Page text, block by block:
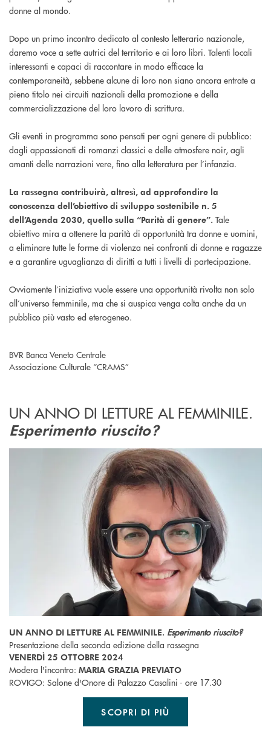
donne al mondo.
Dopo un primo incontro dedicato al contesto letterario nazionale,
daremo voce a sette autrici del territorio e ai loro libri. Talenti locali
interessanti e capaci di raccontare in modo efficace la
contemporaneità, sebbene alcune di loro non siano ancora entrate a
pieno titolo nei circuiti nazionali della promozione e della
commercializzazione del loro lavoro di scrittura.
Gli eventi in programma sono pensati per ogni genere di pubblico:
dagli appassionati di romanzi classici e delle atmosfere noir, agli
amanti delle narrazioni vere, fino alla letteratura per l’infanzia.
La rassegna contribuirà, altresì, ad approfondire la
conoscenza dell’obiettivo di sviluppo sostenibile n. 5
dell’Agenda 2030, quello sulla “Parità di genere”. Tale
obiettivo mira a ottenere la parità di opportunità tra donne e uomini,
a eliminare tutte le forme di violenza nei confronti di donne e ragazze
e a garantire uguaglianza di diritti a tutti i livelli di partecipazione.
Ovviamente l’iniziativa vuole essere una opportunità rivolta non solo
all’universo femminile, ma che si auspica venga colta anche da un
pubblico più vasto ed eterogeneo.
BVR Banca Veneto Centrale
Associazione Culturale “CRAMS”
UN ANNO DI LETTURE AL FEMMINILE.
Esperimento riuscito?
UN ANNO DI LETTURE AL FEMMINILE. Esperimento riuscito?
Presentazione della seconda edizione della rassegna
VENERDÌ 25 OTTOBRE 2024
Modera l'incontro: MARIA GRAZIA PREVIATO
ROVIGO: Salone d'Onore di Palazzo Casalini - ore 17.30
SCOPRI DI PIÙ